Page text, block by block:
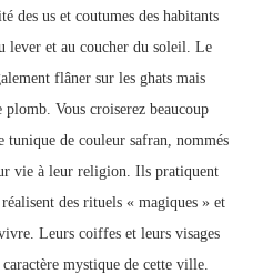
des us et coutumes des habitants
lever et au coucher du soleil. Le
flâner sur les ghats mais
Vous croiserez beaucoup
tunique de couleur safran, nommés
vie à leur religion. Ils pratiquent
des rituels « magiques » et
Leurs coiffes et leurs visages
mystique de cette ville.